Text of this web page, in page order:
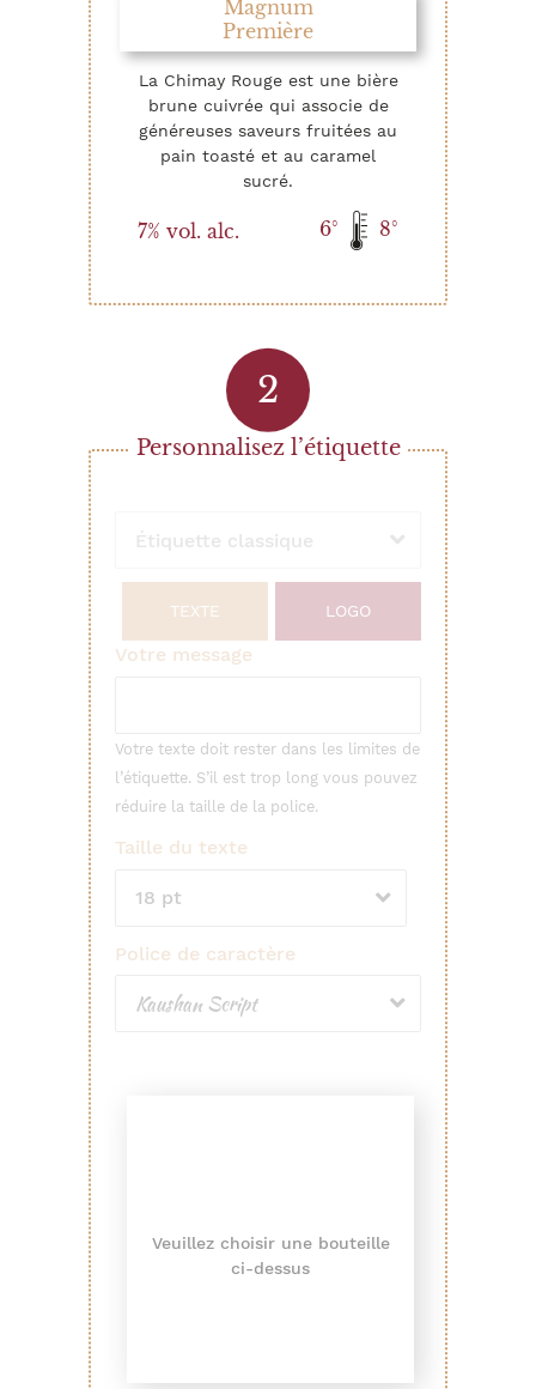
Magnum
Première
La Chimay Rouge est une bière
brune cuivrée qui associe de
généreuses saveurs fruitées au
pain toasté et au caramel
sucré.
7% vol. alc. 6° 8°
Personnalisez l’étiquette
TEXTE LOGO
Votre message
Votre texte doit rester dans les limites de
l’étiquette. S’il est trop long vous pouvez
réduire la taille de la police.
Taille du texte
Police de caractère
Veuillez choisir une bouteille
ci-dessus